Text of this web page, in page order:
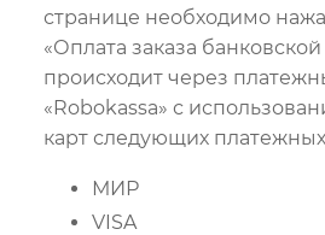
странице необходимо
«Оплата заказа
происходит через
«Robokassa» с
карт следующих
МИР
VISA